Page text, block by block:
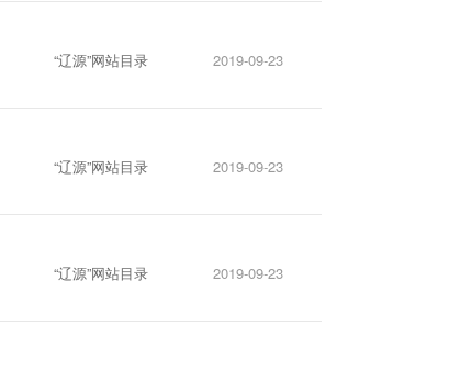
“辽源”网站目录 2019-09-23
“辽源”网站目录 2019-09-23
“辽源”网站目录 2019-09-23